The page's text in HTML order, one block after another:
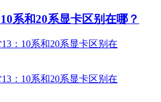
系和20系显卡区别在哪？